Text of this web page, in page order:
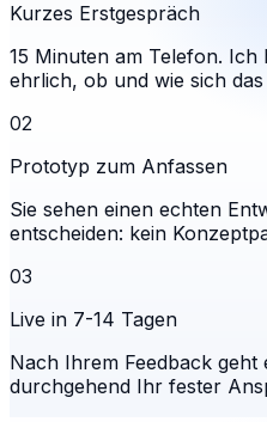
Kurzes Erstgespräch
15 Minuten am Telefon.
ehrlich, ob und wie sich
02
Prototyp zum Anfassen
Sie sehen einen echten
entscheiden: kein
03
Live in 7-14 Tagen
Nach Ihrem Feedback
durchgehend Ihr fester